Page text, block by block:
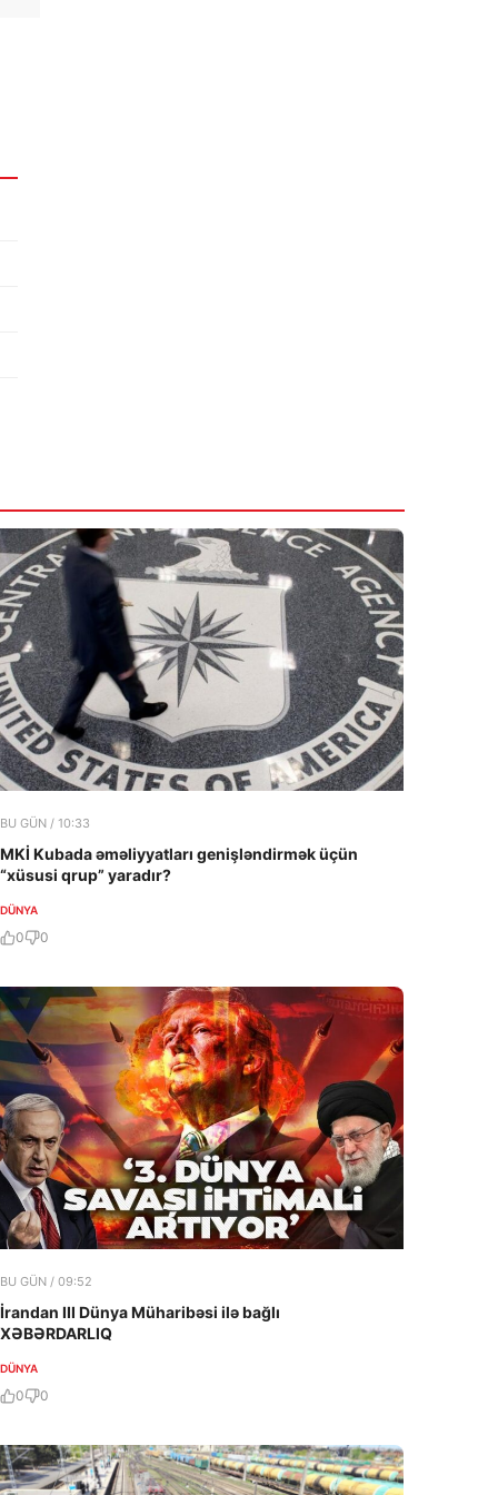
BU GÜN / 10:33
MKİ Kubada əməliyyatları genişləndirmək üçün
“xüsusi qrup” yaradır?
DÜNYA
0 0
BU GÜN / 09:52
İrandan III Dünya Müharibəsi ilə bağlı
XƏBƏRDARLIQ
DÜNYA
0 0